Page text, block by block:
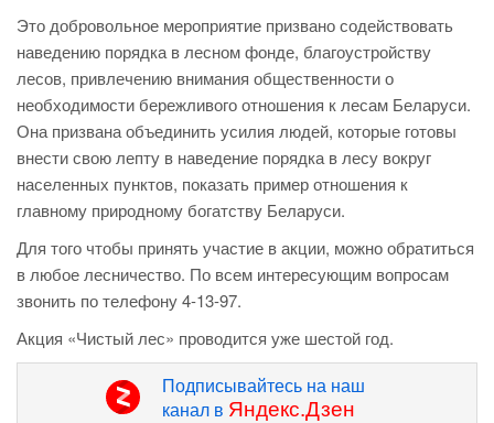
Это добровольное мероприятие призвано содействовать
наведению порядка в лесном фонде, благоустройству
лесов, привлечению внимания общественности о
необходимости бережливого отношения к лесам Беларуси.
Она призвана объединить усилия людей, которые готовы
внести свою лепту в наведение порядка в лесу вокруг
населенных пунктов, показать пример отношения к
главному природному богатству Беларуси.
Для того чтобы принять участие в акции, можно обратиться
в любое лесничество. По всем интересующим вопросам
звонить по телефону 4-13-97.
Акция «Чистый лес» проводится уже шестой год.
Подписывайтесь на наш
канал в Яндекс.Дзен